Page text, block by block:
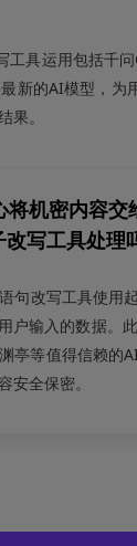
工具运用包括千
新的AI模型，为
果。
将机密内容交
写工具处理
句改写工具使用
户输入的数据。
亭等值得信赖的
安全保密。